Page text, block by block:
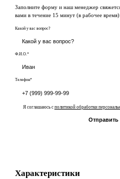
Заполните форму и наш менеджер
вами в течение 15 минут (в рабочее время)
Какой у вас вопрос?
Ф.И.О.*
Телефон*
Я соглашаюсь с политикой обработки
Отправить
Характеристики